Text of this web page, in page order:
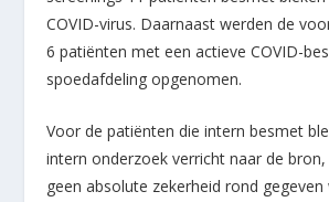
COVID-virus. Daarnaast werden de
6 patiënten met een actieve COVID-
spoedafdeling opgenomen.
Voor de patiënten die intern besmet
intern onderzoek verricht naar de
geen absolute zekerheid rond